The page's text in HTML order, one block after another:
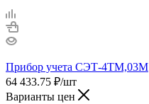
Прибор учета СЭТ-4ТМ,03М
64 433.75 ₽/шт
Варианты цен